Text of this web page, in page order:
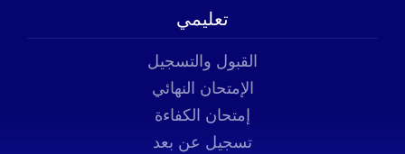
تعليمي
القبول والتسجيل
الإمتحان النهائي
إمتحان الكفاءة
تسجيل عن بعد